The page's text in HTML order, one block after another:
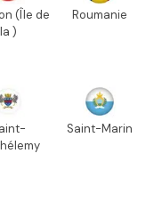
(Île de
la )
Roumanie
Saint-Marin